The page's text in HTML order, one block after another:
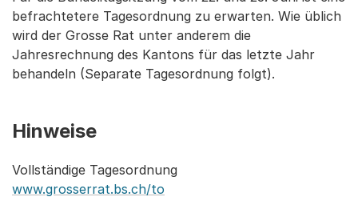
befrachtetere Tagesordnung zu erwarten. Wie üblich
wird der Grosse Rat unter anderem die
Jahresrechnung des Kantons für das letzte Jahr
behandeln (Separate Tagesordnung folgt).
Hinweise
Vollständige Tagesordnung
www.grosserrat.bs.ch/to